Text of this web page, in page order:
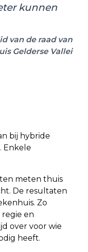
kunnen
van de raad van
Gelderse Vallei
bij hybride
Enkele
meten thuis
De resultaten
Zo
en
over voor wie
heeft.